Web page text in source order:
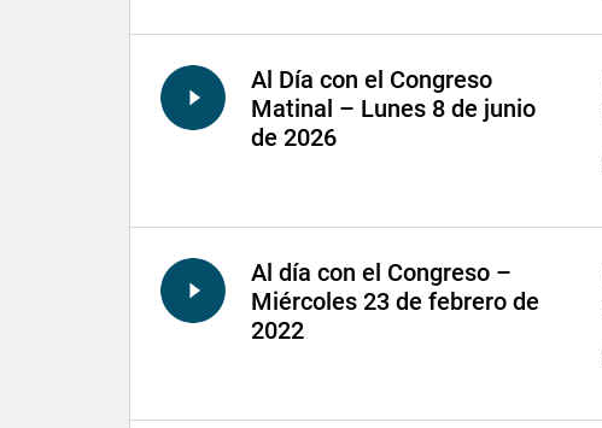
Al Día con el Congreso
Matinal – Lunes 8 de junio
de 2026
Al día con el Congreso –
Miércoles 23 de febrero de
2022